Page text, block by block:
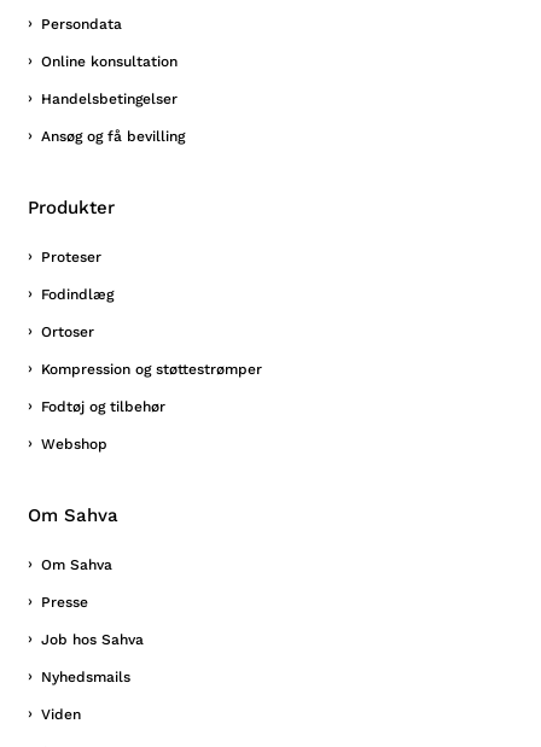
Persondata
Online konsultation
Handelsbetingelser
Ansøg og få bevilling
Produkter
Proteser
Fodindlæg
Ortoser
Kompression og støttestrømper
Fodtøj og tilbehør
Webshop
Om Sahva
Om Sahva
Presse
Job hos Sahva
Nyhedsmails
Viden